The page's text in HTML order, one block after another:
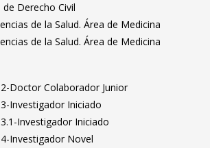
Derecho Civil
de la Salud. Área de Medicina
de la Salud. Área de Medicina
Doctor Colaborador Junior
Investigador Iniciado
Investigador Iniciado
Investigador Novel